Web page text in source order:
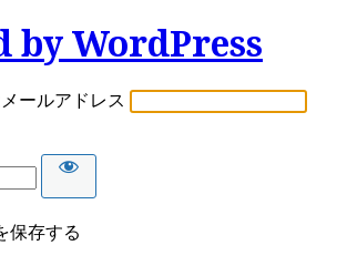
by WordPress
ールアドレス
保存する